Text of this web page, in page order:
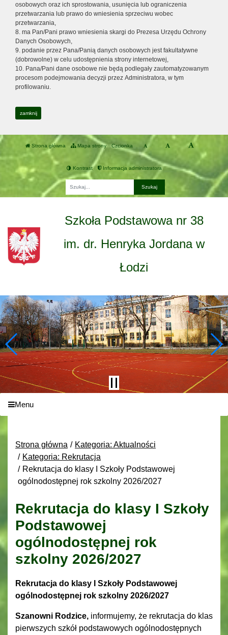
osobowych oraz ich sprostowania, usunięcia lub ograniczenia
przetwarzania lub prawo do wniesienia sprzeciwu wobec
przetwarzania,
8. ma Pan/Pani prawo wniesienia skargi do Prezesa Urzędu Ochrony
Danych Osobowych,
9. podanie przez Pana/Panią danych osobowych jest fakultatywne
(dobrowolne) w celu udostępnienia strony internetowej,
10. Pana/Pani dane osobowe nie będą podlegały zautomatyzowanym
procesom podejmowania decyzji przez Administratora, w tym
profilowaniu.
zamknij
Strona główna Mapa strony Czcionka
Kontrast Informacja administratora
Szkoła Podstawowa nr 38
im. dr. Henryka Jordana w
Łodzi
Menu
Strona główna
Kategoria: Aktualności
Kategoria: Rekrutacja
Rekrutacja do klasy I Szkoły Podstawowej
ogólnodostępnej rok szkolny 2026/2027
Rekrutacja do klasy I Szkoły
Podstawowej
ogólnodostępnej rok
szkolny 2026/2027
Rekrutacja do klasy I Szkoły Podstawowej
ogólnodostępnej rok szkolny 2026/2027
Szanowni Rodzice, informujemy, że rekrutacja do klas
pierwszych szkół podstawowych ogólnodostępnych